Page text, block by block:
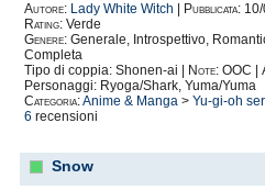
Autore: Lady White Witch Pubblicata:
Rating: Verde
Genere: Generale, Introspettivo,
Completa
Tipo di coppia: Shonen-ai |
Note: OOC |
Personaggi: Ryoga/Shark, Yuma/Yuma
Categoria:Anime & Manga > Yu-gi-oh
6 recensioni
Snow